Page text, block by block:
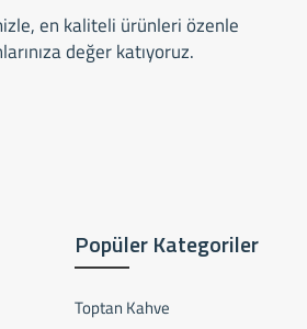
en kaliteli ürünleri özenle
değer katıyoruz.
Popüler Kategoriler
Toptan Kahve